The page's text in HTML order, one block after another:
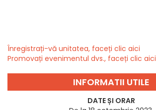
Înregistrați-vă unitatea, faceți clic aici
Promovați evenimentul dvs., faceți clic aici
INFORMATII UTILE
DATE ȘI ORAR